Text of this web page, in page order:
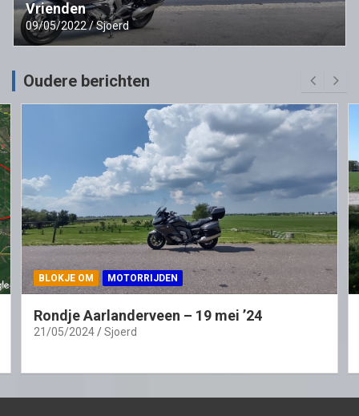
Vrienden
09/05/2022 Sjoerd
Oudere berichten
BLOKJE OM MOTORRIJDEN
Rondje Aarlanderveen – 19 mei ’24
21/05/2024 Sjoerd